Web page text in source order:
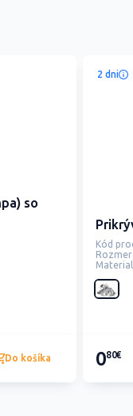
so
Do košíka
2 dni
Kód
080€